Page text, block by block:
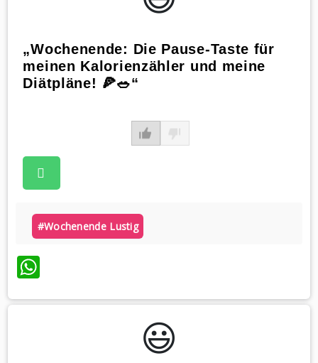
„Wochenende: Die Pause-Taste für
meinen Kalorienzähler und meine
Diätpläne! 🍕🥗“
#wochenende Lustig
WhatsApp
😃️